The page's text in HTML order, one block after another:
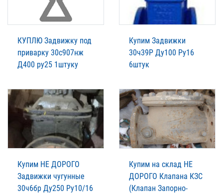
КУПЛЮ Задвижку под
приварку 30с907нж
Д400 ру25 1штуку
Купим Задвижки
30ч39Р Ду100 Ру16
6штук
Купим НЕ ДОРОГО
Задвижки чугунные
30ч6бр Ду250 Ру10/16
Купим на склад НЕ
ДОРОГО Клапана КЗС
(Клапан Запорно-